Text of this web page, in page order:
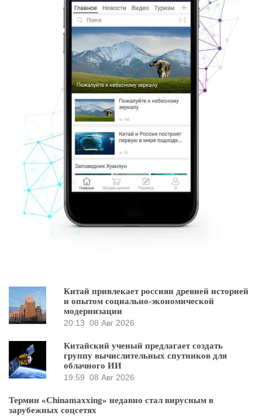
Китай привлекает россиян древней историей
и опытом социально-экономической
модернизации
20:13 08 Авг 2026
Китайский ученый предлагает создать
группу вычислительных спутников для
облачного ИИ
19:59 08 Авг 2026
Термин «Chinamaxxing» недавно стал вирусным в
зарубежных соцсетях